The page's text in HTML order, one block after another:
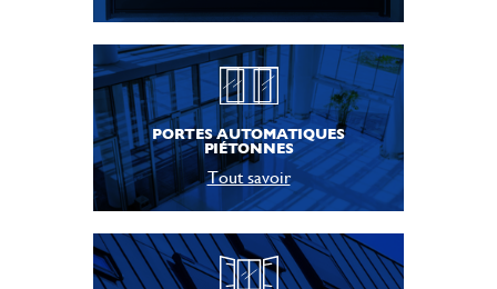
PORTES AUTOMATIQUES
PIÉTONNES
Tout savoir